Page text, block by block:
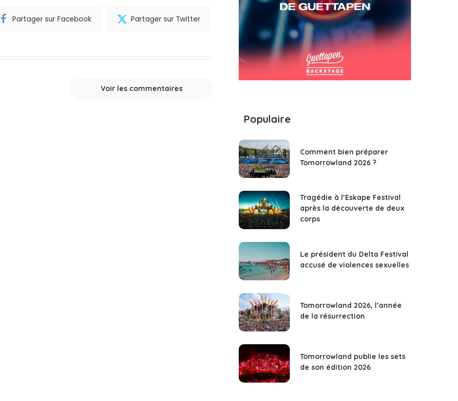
Partager sur Facebook Partager sur Twitter
Voir les commentaires
Populaire
Comment bien préparer
Tomorrowland 2026 ?
Tragédie à l’Eskape Festival
après la découverte de deux
corps
Le président du Delta Festival
accusé de violences sexuelles
Tomorrowland 2026, l’année
de la résurrection
Tomorrowland publie les sets
de son édition 2026